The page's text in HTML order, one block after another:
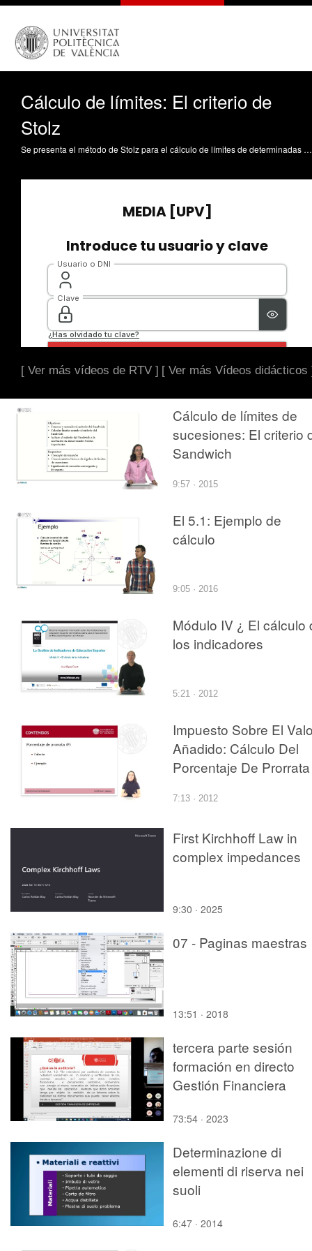
Cálculo de límites: El criterio de
Stolz
Se presenta el método de Stolz para el cálculo de límites de determinadas sucesiones. Se analizan ejemplos y los errores más comunes. Martínez Uso, MJ. (2016). Cálculo de límites: El criterio de Stolz. https://riunet.upv.es/handle/10251/63525 DER
[ Ver más vídeos de RTV ] [ Ver más Vídeos didácticos
Cálculo de límites de
sucesiones: El criterio
Sandwich
9:57 · 2015
El 5.1: Ejemplo de
cálculo
9:05 · 2016
Módulo IV ¿ El cálculo
los indicadores
5:21 · 2012
Impuesto Sobre El
Añadido: Cálculo Del
Porcentaje De Prorrata
7:13 · 2012
First Kirchhoff Law in
complex impedances
9:30 · 2025
07 - Paginas maestras
13:51 · 2018
tercera parte sesión
formación en directo
Gestión Financiera
73:54 · 2023
Determinazione di
elementi di riserva nei
suoli
6:47 · 2014